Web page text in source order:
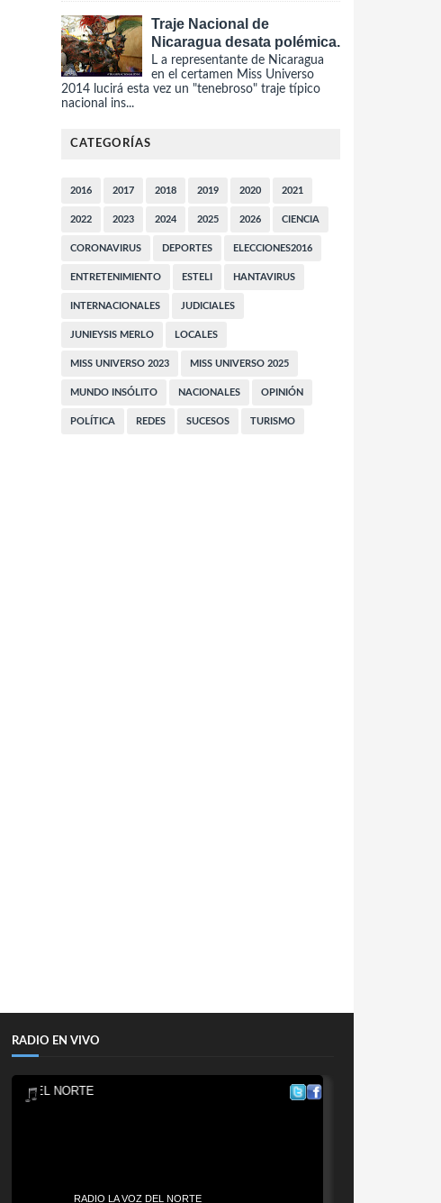
Traje Nacional de
Nicaragua desata polémica.
L a representante de Nicaragua
en el certamen Miss Universo
2014 lucirá esta vez un "tenebroso" traje típico
nacional ins...
CATEGORÍAS
2016 2017 2018 2019 2020 2021
2022 2023 2024 2025 2026 CIENCIA
CORONAVIRUS DEPORTES ELECCIONES2016
ENTRETENIMIENTO ESTELI HANTAVIRUS
INTERNACIONALES JUDICIALES
JUNIEYSIS MERLO LOCALES
MISS UNIVERSO 2023 MISS UNIVERSO 2025
MUNDO INSÓLITO NACIONALES OPINIÓN
POLÍTICA REDES SUCESOS TURISMO
RADIO EN VIVO